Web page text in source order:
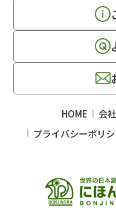
HOME 会
プライバシーポリ